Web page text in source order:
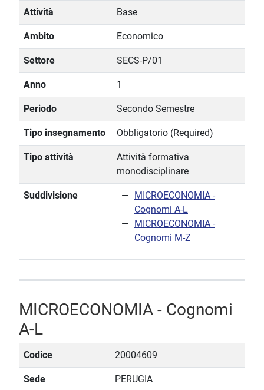
Attività Base
Ambito Economico
Settore SECS-P/01
Anno 1
Periodo Secondo Semestre
Tipo insegnamento Obbligatorio (Required)
Tipo attività
Attività formativa
monodisciplinare
Suddivisione
MICROECONOMIA -
Cognomi A-L
MICROECONOMIA -
Cognomi M-Z
MICROECONOMIA - Cognomi
A-L
Codice 20004609
Sede PERUGIA